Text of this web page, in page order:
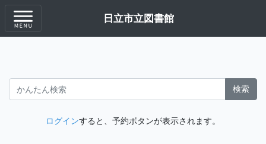
日立市立図書館
検索
ログインすると、予約ボタンが表示されます。